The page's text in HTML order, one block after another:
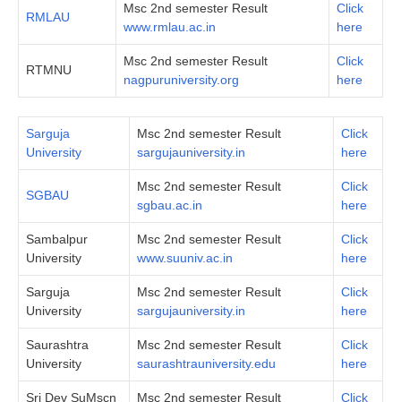
RMLAU
Msc 2nd semester Result
www.rmlau.ac.in
Click
here
RTMNU
Msc 2nd semester Result
nagpuruniversity.org
Click
here
Sarguja
University
Msc 2nd semester Result
sargujauniversity.in
Click
here
SGBAU
Msc 2nd semester Result
sgbau.ac.in
Click
here
Sambalpur
University
Msc 2nd semester Result
www.suuniv.ac.in
Click
here
Sarguja
University
Msc 2nd semester Result
sargujauniversity.in
Click
here
Saurashtra
University
Msc 2nd semester Result
saurashtrauniversity.edu
Click
here
Sri Dev SuMscn
Msc 2nd semester Result
Click